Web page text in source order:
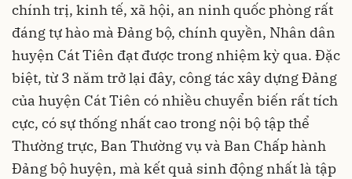
chính trị, kinh tế, xã hội, an ninh quốc phòng rất
đáng tự hào mà Đảng bộ, chính quyền, Nhân dân
huyện Cát Tiên đạt được trong nhiệm kỳ qua. Đặc
biệt, từ 3 năm trở lại đây, công tác xây dựng Đảng
của huyện Cát Tiên có nhiều chuyển biến rất tích
cực, có sự thống nhất cao trong nội bộ tập thể
Thường trực, Ban Thường vụ và Ban Chấp hành
Đảng bộ huyện, mà kết quả sinh động nhất là tập